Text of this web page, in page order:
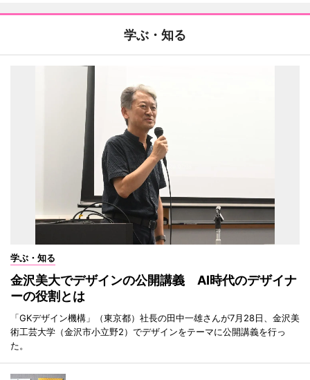
学ぶ・知る
学ぶ・知る
金沢美大でデザインの公開講義 AI時代のデザイナ
ーの役割とは
「GKデザイン機構」（東京都）社長の田中一雄さんが7月28日、金沢美
術工芸大学（金沢市小立野2）でデザインをテーマに公開講義を行っ
た。